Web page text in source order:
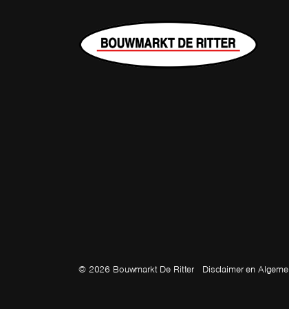
© 2026 Bouwmarkt De Ritter Disclaimer en